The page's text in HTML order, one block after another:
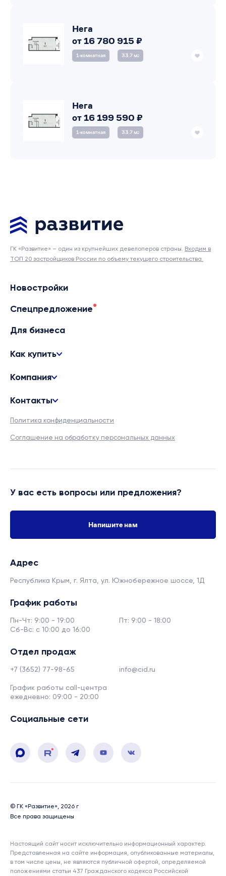
Нега
от 16 780 915 ₽
1‑комнатная 33.7 м2
Нега
от 16 199 590 ₽
1‑комнатная 33.7 м2
ГК «Развитие» – один из крупнейших девелоперов страны. Входим в
ТОП 20 застройщиков России по объему текущего строительства.
Новостройки
Спецпредложение
Для бизнеса
Как купить
Компания
Контакты
Политика конфиденциальности
Соглашение на обработку персональных данных
У вас есть вопросы или предложения?
Напишите нам
Адрес
Республика Крым, г. Ялта, ул. Южнобережное шоссе, 1Д
График работы
Пн-Чт: 9:00 - 19:00
Пт: 9:00 - 18:00
Сб-Вс: с 10:00 до 16:00
Отдел продаж
+7 (3652) 77-98-65 info@cid.ru
График работы call-центра
ежедневно: 09:00 - 20:00
Социальные сети
© ГК «Развитие», 2026 г
Все права защищены
Настоящий сайт носит исключительно информационный характер.
Представленная на сайте информация, опубликованные материалы,
в том числе цены, не являются публичной офертой, определяемой
положениями статьи 437 Гражданского кодекса Российской